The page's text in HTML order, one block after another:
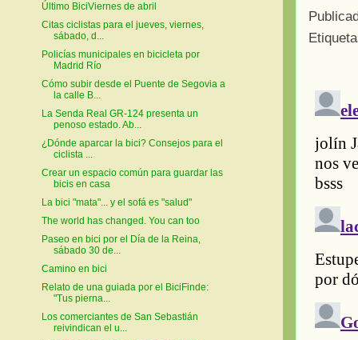
Último BiciViernes de abril
Citas ciclistas para el jueves, viernes,
sábado, d...
Policías municipales en bicicleta por
Madrid Río
Cómo subir desde el Puente de Segovia a
la calle B...
La Senda Real GR-124 presenta un
penoso estado. Ab...
¿Dónde aparcar la bici? Consejos para el
ciclista ...
Crear un espacio común para guardar las
bicis en casa
La bici "mata"... y el sofá es "salud"
The world has changed. You can too
Paseo en bici por el Día de la Reina,
sábado 30 de...
Camino en bici
Relato de una guiada por el BiciFinde:
"Tus pierna...
Los comerciantes de San Sebastián
reivindican el u...